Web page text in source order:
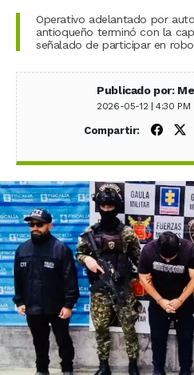
Operativo adelantado por
antioqueño terminó con la
señalado de participar en
Publicado por:
2026-05-12 | 4:30 PM
Compartir: